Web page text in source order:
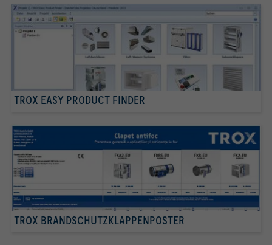
TROX EASY PRODUCT FINDER
TROX BRANDSCHUTZKLAPPENPOSTER